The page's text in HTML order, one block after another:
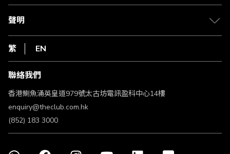
常見問題
csl.
1010
HKT
聲明
私隱聲明
使用條款
條款及細則
不歧視及不騷擾聲明
認可牌照及通告
繁 EN
聯絡我們
香港鰂魚涌英皇道979號太古坊電訊盈科中心14樓
enquiry@theclub.com.hk
(852) 183 3000